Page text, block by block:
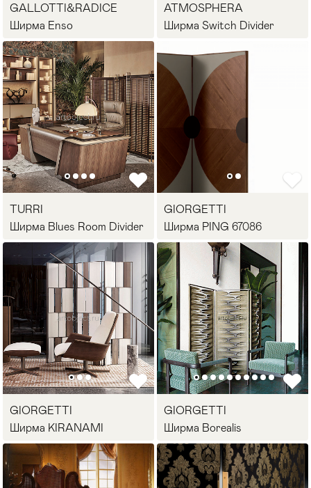
GALLOTTI&RADICE
Ширма Enso
ATMOSPHERA
Ширма Switch Divider
TURRI
Ширма Blues Room Divider
GIORGETTI
Ширма PING 67086
GIORGETTI
Ширма KIRANAMI
GIORGETTI
Ширма Borealis